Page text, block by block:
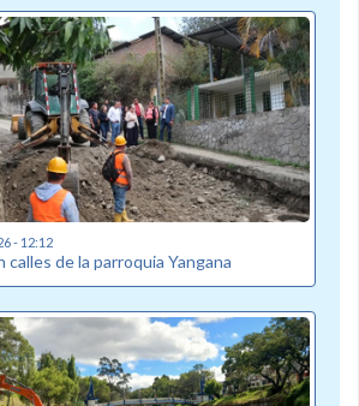
- 12:12
calles de la parroquia Yangana